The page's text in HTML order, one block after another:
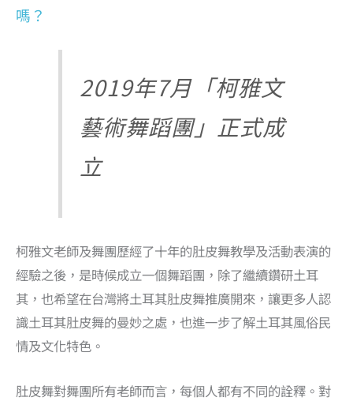
嗎？
2019年7月「柯雅文
藝術舞蹈團」正式成
立
柯雅文老師及舞團歷經了十年的肚皮舞教學及活動表演的
經驗之後，是時候成立一個舞蹈團，除了繼續鑽研土耳
其，也希望在台灣將土耳其肚皮舞推廣開來，讓更多人認
識土耳其肚皮舞的曼妙之處，也進一步了解土耳其風俗民
情及文化特色。
肚皮舞對舞團所有老師而言，每個人都有不同的詮釋。對